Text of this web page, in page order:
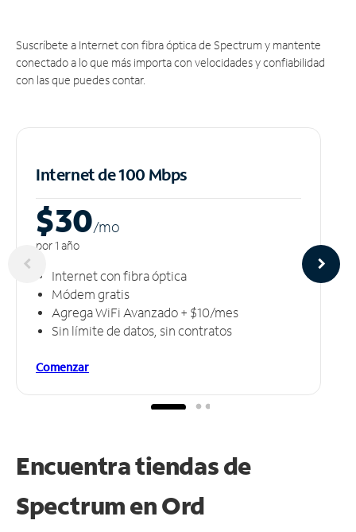
Suscríbete a Internet con fibra óptica de Spectrum y mantente
conectado a lo que más importa con velocidades y confiabilidad
con las que puedes contar.
Internet de 100 Mbps
$30/mo
por 1 año
Internet con fibra óptica
Módem gratis
Agrega WiFi Avanzado + $10/mes
Sin límite de datos, sin contratos
Comenzar
Encuentra tiendas de
Spectrum enOrd